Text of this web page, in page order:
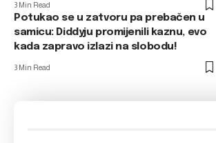
3 Min Read
Potukao se u zatvoru pa prebačen u
samicu: Diddyju promijenili kaznu, evo
kada zapravo izlazi na slobodu!
3 Min Read